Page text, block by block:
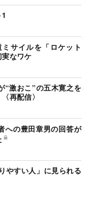
サイルを「ロケット
なワケ
“激おこ”の五木寛之を
再配信〉
への豊田章男の回答が
やすい人」に見られる